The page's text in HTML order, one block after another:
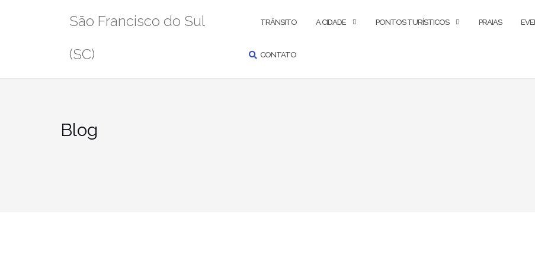
São Francisco do Sul
(SC)
TRÂNSITO A CIDADE PONTOS TURÍSTICOS PRAIAS
CONTATO
Blog